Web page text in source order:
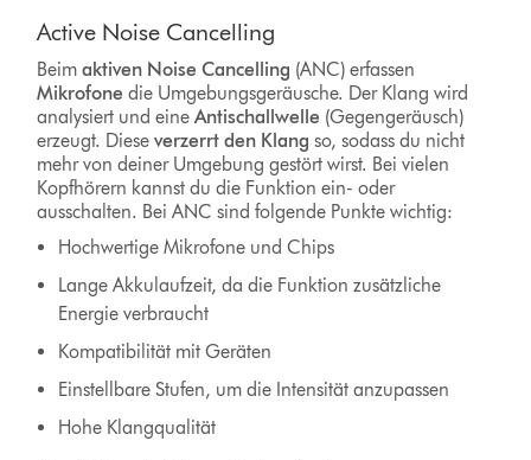
Active Noise Cancelling
Beimaktiven Noise Cancelling (ANC) erfassen
Mikrofone die Umgebungsgeräusche. Der Klang wird
analysiert und eineAntischallwelle (Gegengeräusch)
erzeugt. Dieseverzerrt den Klang so, sodass du nicht
mehr von deiner Umgebung gestört wirst. Bei vielen
Kopfhörern kannst du die Funktion ein- oder
ausschalten. Bei ANC sind folgende Punkte wichtig:
Hochwertige Mikrofone und Chips
Lange Akkulaufzeit, da die Funktion zusätzliche
Energie verbraucht
Kompatibilität mit Geräten
Einstellbare Stufen, um die Intensität anzupassen
Hohe Klangqualität